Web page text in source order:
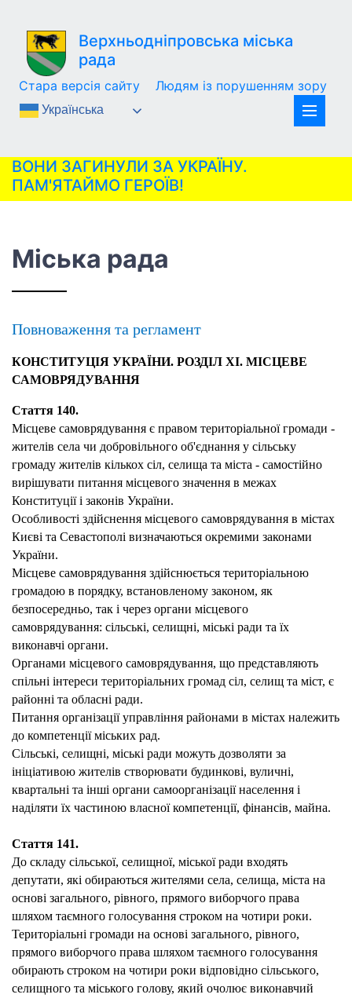
Верхньодніпровська міська
рада
Стара версія сайту Людям із порушенням зору
Українська
ВОНИ ЗАГИНУЛИ ЗА УКРАЇНУ.
ПАМ'ЯТАЙМО ГЕРОЇВ!
Міська рада
Повноваження та регламент
КОНСТИТУЦІЯ УКРАЇНИ. РОЗДІЛ XI. МІСЦЕВЕ
САМОВРЯДУВАННЯ
Стаття 140.
Місцеве самоврядування є правом територіальної громади -
жителів села чи добровільного об'єднання у сільську
громаду жителів кількох сіл, селища та міста - самостійно
вирішувати питання місцевого значення в межах
Конституції і законів України.
Особливості здійснення місцевого самоврядування в містах
Києві та Севастополі визначаються окремими законами
України.
Місцеве самоврядування здійснюється територіальною
громадою в порядку, встановленому законом, як
безпосередньо, так і через органи місцевого
самоврядування: сільські, селищні, міські ради та їх
виконавчі органи.
Органами місцевого самоврядування, що представляють
спільні інтереси територіальних громад сіл, селищ та міст, є
районні та обласні ради.
Питання організації управління районами в містах належить
до компетенції міських рад.
Сільські, селищні, міські ради можуть дозволяти за
ініціативою жителів створювати будинкові, вуличні,
квартальні та інші органи самоорганізації населення і
наділяти їх частиною власної компетенції, фінансів, майна.
Стаття 141.
До складу сільської, селищної, міської ради входять
депутати, які обираються жителями села, селища, міста на
основі загального, рівного, прямого виборчого права
шляхом таємного голосування строком на чотири роки.
Територіальні громади на основі загального, рівного,
прямого виборчого права шляхом таємного голосування
обирають строком на чотири роки відповідно сільського,
селищного та міського голову, який очолює виконавчий